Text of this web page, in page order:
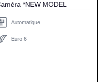
Caméra *NEW MODEL
Automatique
Euro 6